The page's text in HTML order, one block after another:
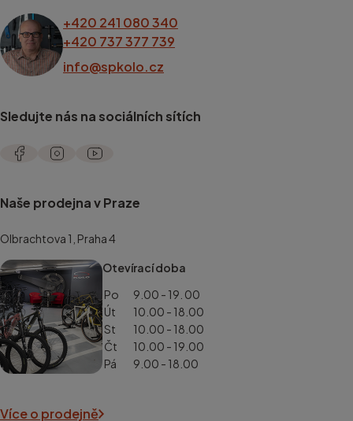
+420 241 080 340
+420 737 377 739
info@spkolo.cz
Sledujte nás na sociálních sítích
Naše prodejna v Praze
Olbrachtova 1, Praha 4
Otevírací doba
Po
9.00 - 19. 00
Út
10.00 - 18.00
St
10.00 - 18.00
Čt
10.00 - 19.00
Pá
9.00 - 18.00
Více o prodejně